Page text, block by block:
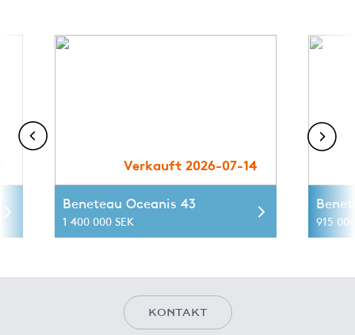
Verkauft 2026-07-14
Beneteau Oceanis 43
1 400 000 SEK 915
KONTAKT